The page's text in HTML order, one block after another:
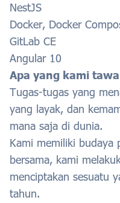
NestJS
Docker, Docker
GitLab CE
Angular 10
Apa yang kami
Tugas-tugas yang
yang layak, dan
mana saja di dunia.
Kami memiliki budaya
bersama, kami
menciptakan sesuatu
tahun.